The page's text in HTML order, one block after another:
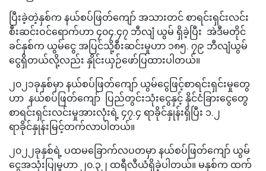
ပြီးခဲ့တဲ့နှစ်က နယ်စပ်ဖြတ်ကျော် အသားတင် စာရင်းရှင်းလင်း
စီးဆင်းဝင်ရောက်ဟာ ၄၀၄.၄၇ ဘီလျံ ယွမ် ရှိခဲ့ပြီး အဲဒီမတိုင်
ခင်နှစ်က ယွမ်ငွေ အပြင်သို့စီးဆင်းမှုဟာ ၁၈၅. ၇၉ ဘီလျံယွမ်
ငွေရှိတယ်လို့လည်း နှိုင်းယှဉ်ဖော်ပြထားပါတယ်။
၂၀၂၁ခုနှစ်မှာ နယ်စပ်ဖြတ်ကျော် ယွမ်ငွေဖြင့်စာရင်းရှင်းမှုတွေ
ဟာ နယ်စပ်ဖြတ်ကျော် ပြည်တွင်းသုံးငွေနှင့် နိုင်ငံခြားငွေတွေ
စာရင်းရှင်းလင်းမှုအားလုံးရဲ့ ၄၇.၄ ရာခိုင်နှုန်းရှိပြီး ၁.၂
ရာခိုင်နှုန်းမြင့်တက်လာပါတယ်။
၂၀၂၂ခုနှစ်ရဲ့ ပထမခြောက်လပတမှာ နယ်စပ်ဖြတ်ကျော် ယွမ်
ငွေအသုံးပြုမှုဟာ ၂၀.၃၂ ထရီလီယံရှိခဲ့ပါတယ်။ မနှစ်က ထက်